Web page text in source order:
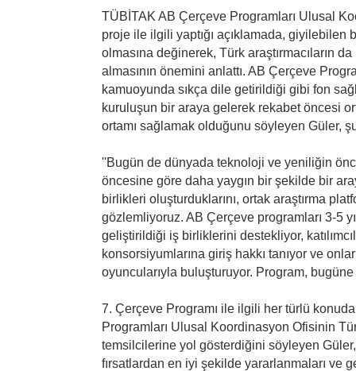
TÜBİTAK AB Çerçeve Programları Ulusal
proje ile ilgili yaptığı açıklamada, giyilebilen
olmasına değinerek, Türk araştırmacıların
almasının önemini anlattı. AB Çerçeve
kamuoyunda sıkça dile getirildiği gibi fon
kuruluşun bir araya gelerek rekabet öncesi
ortamı sağlamak olduğunu söyleyen Güler,
''Bugün de dünyada teknoloji ve yeniliğin
öncesine göre daha yaygın bir şekilde bir
birlikleri oluşturduklarını, ortak araştırma
gözlemliyoruz. AB Çerçeve programları 3-5
geliştirildiği iş birliklerini destekliyor,
konsorsiyumlarına giriş hakkı tanıyor ve
oyuncularıyla buluşturuyor. Program,
7. Çerçeve Programı ile ilgili her türlü
Programları Ulusal Koordinasyon Ofisinin
temsilcilerine yol gösterdiğini söyleyen Güler,
fırsatlardan en iyi şekilde yararlanmaları ve